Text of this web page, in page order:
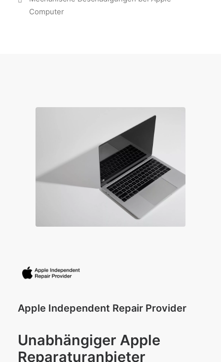
Computer
Apple Independent Repair Provider
Unabhängiger Apple
Reparaturanbieter